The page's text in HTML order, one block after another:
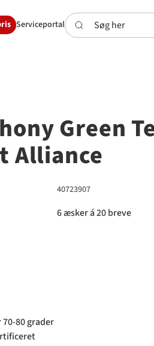
ServiceportalSøg her
Green
Alliance
40723907
6 æsker á 20 breve
80 grader